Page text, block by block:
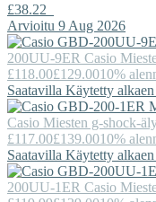
£38.22
Arvioitu 9 Aug 2026
200UU-9ER Casio
£118.00£129.0010%
Saatavilla Käytetty
Casio Miesten g-shock-
£117.00£139.0010%
Saatavilla Käytetty
200UU-1ER Casio